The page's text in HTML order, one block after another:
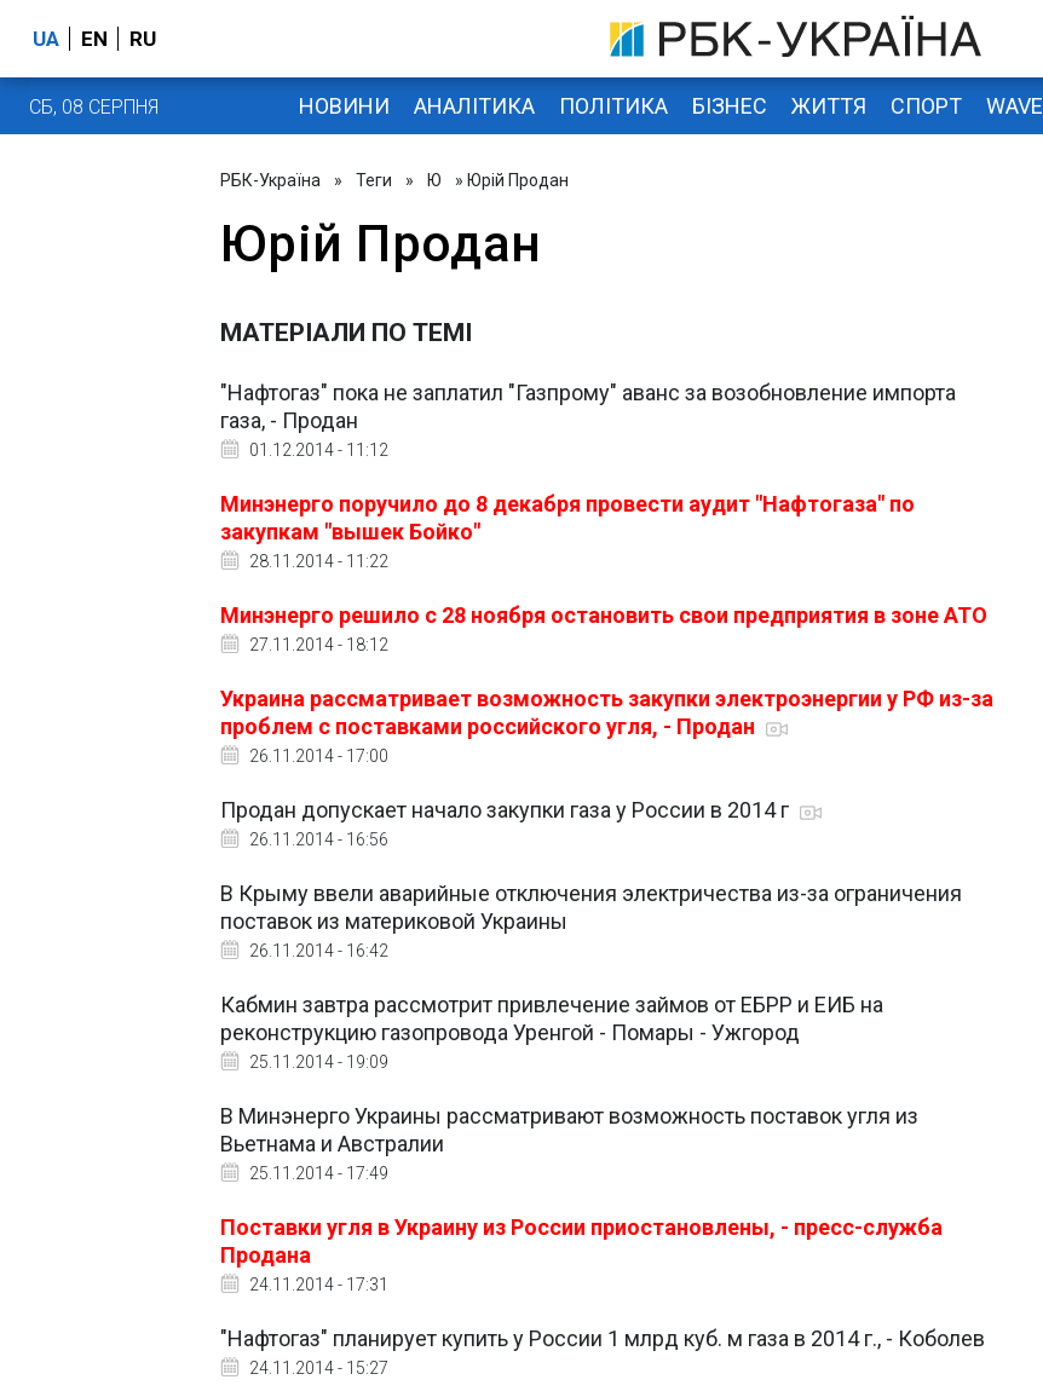
UA EN RU
СБ, 08 СЕРПНЯ НОВИНИ АНАЛІТИКА ПОЛІТИКА БІЗНЕС ЖИТТЯ СПОРТ WAVE
РБК-Україна » Теги » Ю » Юрій Продан
Юрій Продан
МАТЕРІАЛИ ПО ТЕМІ
"Нафтогаз" пока не заплатил "Газпрому" аванс за возобновление импорта
газа, - Продан
01.12.2014 - 11:12
Минэнерго поручило до 8 декабря провести аудит "Нафтогаза" по
закупкам "вышек Бойко"
28.11.2014 - 11:22
Минэнерго решило с 28 ноября остановить свои предприятия в зоне АТО
27.11.2014 - 18:12
Украина рассматривает возможность закупки электроэнергии у РФ из-за
проблем с поставками российского угля, - Продан
26.11.2014 - 17:00
Продан допускает начало закупки газа у России в 2014 г
26.11.2014 - 16:56
В Крыму ввели аварийные отключения электричества из-за ограничения
поставок из материковой Украины
26.11.2014 - 16:42
Кабмин завтра рассмотрит привлечение займов от ЕБРР и ЕИБ на
реконструкцию газопровода Уренгой - Помары - Ужгород
25.11.2014 - 19:09
В Минэнерго Украины рассматривают возможность поставок угля из
Вьетнама и Австралии
25.11.2014 - 17:49
Поставки угля в Украину из России приостановлены, - пресс-служба
Продана
24.11.2014 - 17:31
"Нафтогаз" планирует купить у России 1 млрд куб. м газа в 2014 г., - Коболев
24.11.2014 - 15:27